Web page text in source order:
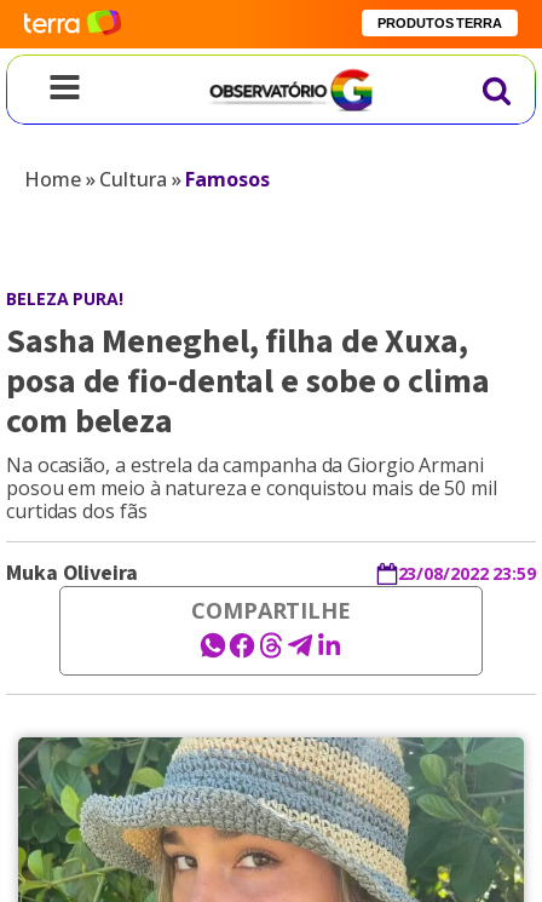
PRODUTOS TERRA
Home»Cultura »Famosos
BELEZA PURA!
Sasha Meneghel, filha de Xuxa,
posa de fio-dental e sobe o clima
com beleza
Na ocasião, a estrela da campanha da Giorgio Armani
posou em meio à natureza e conquistou mais de 50 mil
curtidas dos fãs
Muka Oliveira 23/08/2022 23:59
COMPARTILHE